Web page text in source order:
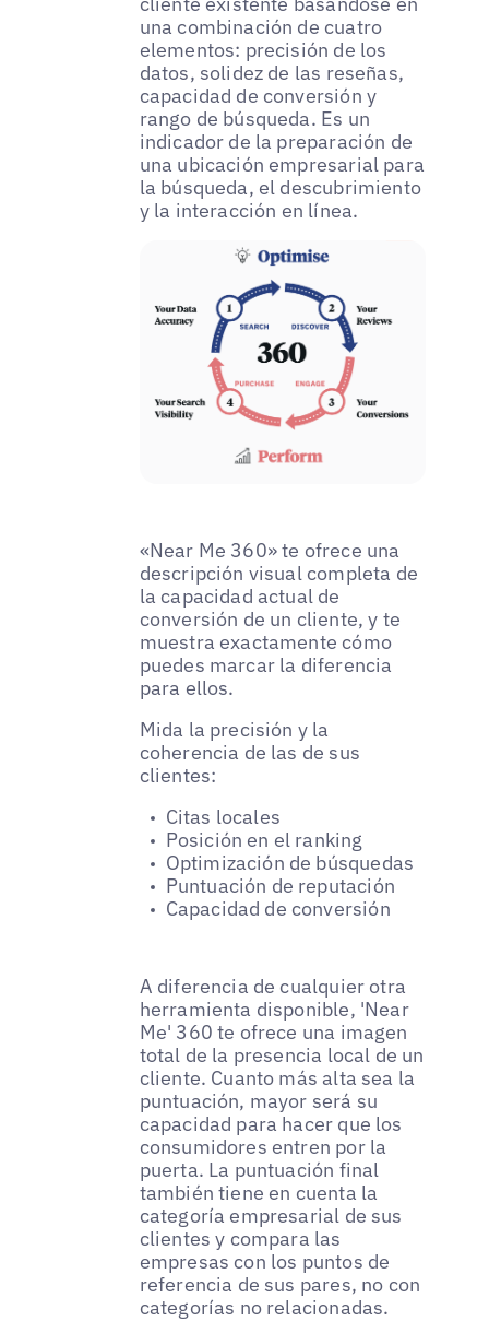
una combinación de cuatro
elementos: precisión de los
datos, solidez de las reseñas,
capacidad de conversión y
rango de búsqueda. Es un
indicador de la preparación de
una ubicación empresarial para
la búsqueda, el descubrimiento
y la interacción en línea.
«Near Me 360» te ofrece una
descripción visual completa de
la capacidad actual de
conversión de un cliente, y te
muestra exactamente cómo
puedes marcar la diferencia
para ellos.
Mida la precisión y la
coherencia de las de sus
clientes:
Citas locales
Posición en el ranking
Optimización de búsquedas
Puntuación de reputación
Capacidad de conversión
A diferencia de cualquier otra
herramienta disponible, 'Near
Me' 360 te ofrece una imagen
total de la presencia local de un
cliente. Cuanto más alta sea la
puntuación, mayor será su
capacidad para hacer que los
consumidores entren por la
puerta. La puntuación final
también tiene en cuenta la
categoría empresarial de sus
clientes y compara las
empresas con los puntos de
referencia de sus pares, no con
categorías no relacionadas.